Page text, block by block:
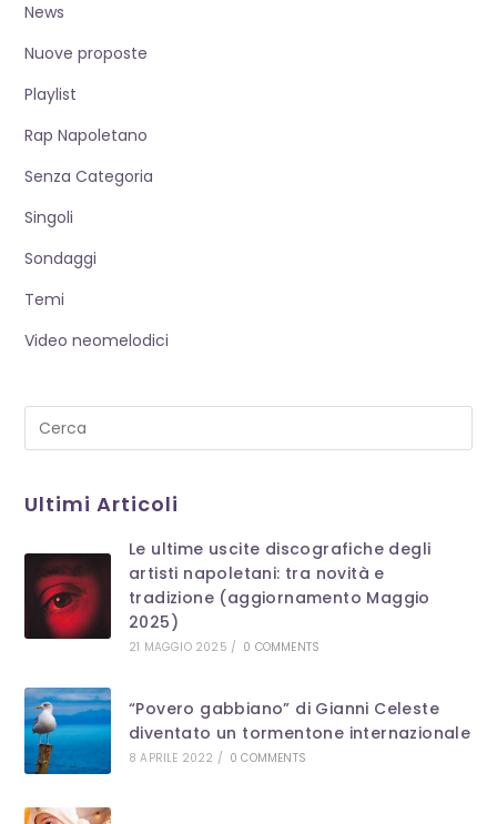
News
Nuove proposte
Playlist
Rap Napoletano
Senza Categoria
Singoli
Sondaggi
Temi
Video neomelodici
Ultimi Articoli
Le ultime uscite discografiche degli
artisti napoletani: tra novità e
tradizione (aggiornamento Maggio
2025)
21 MAGGIO 2025 / 0 COMMENTS
“Povero gabbiano” di Gianni Celeste
diventato un tormentone internazionale
8 APRILE 2022 / 0 COMMENTS